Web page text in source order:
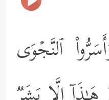
ٱلنَّجۡوَى